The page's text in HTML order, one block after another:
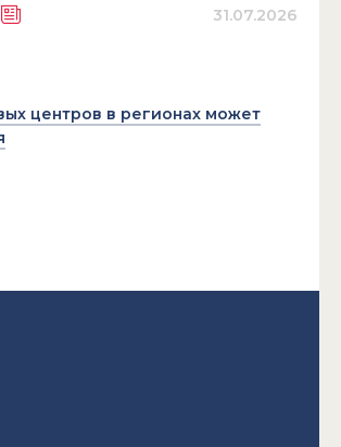
31.07.2026
центров в регионах может